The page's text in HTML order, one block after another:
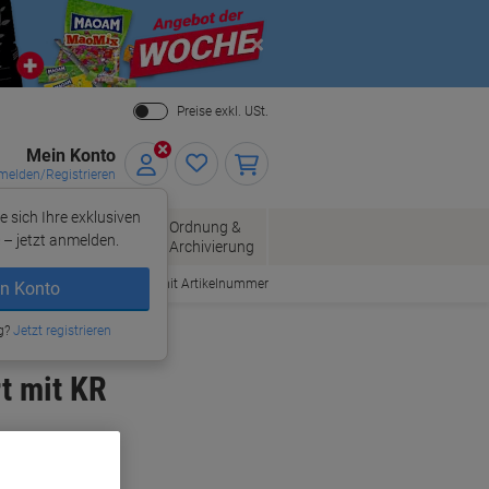
Close
Preise exkl. USt.
Mein Konto
Registrieren
sich Ihre exklusiven
jetzt anmelden.
Konto
Jetzt registrieren
Bürobedarf
Ordnung &
Archivierung
Bestellen mit Artikelnummer
mit KR